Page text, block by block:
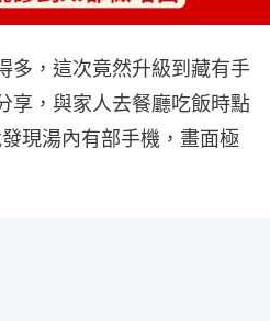
多，這次竟然升級到藏有手
享，與家人去餐廳吃飯時點
現湯內有部手機，畫面極